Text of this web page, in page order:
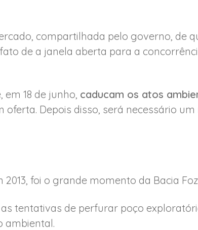
compartilhada pelo governo, de
de a janela aberta para a
18 de junho, caducam os atos
oferta. Depois disso, será necessário
2013, foi o grande momento da Bacia
tentativas de perfurar poço
ambiental.